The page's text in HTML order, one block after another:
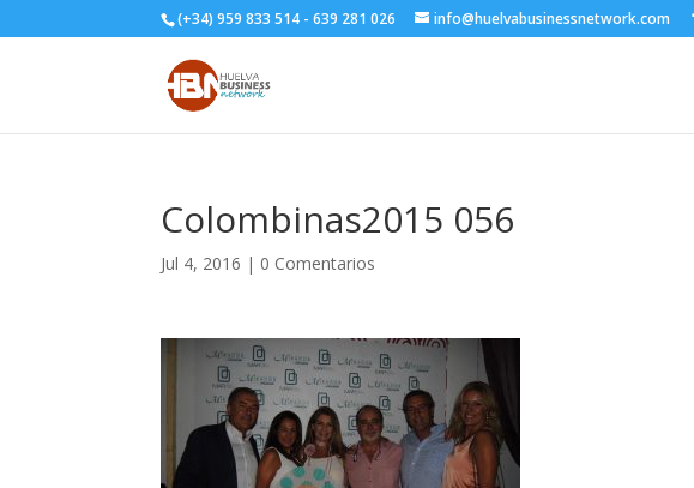
(+34) 959 833 514 - 639 281 026 info@huelvabusinessnetwork.com
Colombinas2015 056
Jul 4, 2016 | 0 Comentarios